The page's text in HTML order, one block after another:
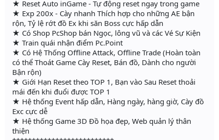
★ Reset Auto inGame - Tự động reset ngay trong game
★ Exp 200x - Cày nhanh Thích hợp cho những AE bận
rộn, Tỷ lệ rớt đồ Ex khi săn Boss cực hấp dẫn
★ Có Shop PcShop bán Ngọc, lông vũ và các Vé Sự Kiện
★ Train quái nhận điểm Pc.Point
★ Có Hệ Thống Offline Attack, Offline Trade (Hoàn toàn
có thể Thoát Game Cày Reset, Bán đồ, Dành cho người
Bận rộn)
★ Giới Hạn Reset theo TOP 1, Bạn vào Sau Reset thoải
mái đến khi đuổi được TOP 1
★ Hệ thống Event hấp dẫn, Hàng ngày, hàng giờ, Cày đồ
Exc cực dễ
★ Hệ thống Game 3D Đồ họa đẹp, Web quản lý thân
thiện